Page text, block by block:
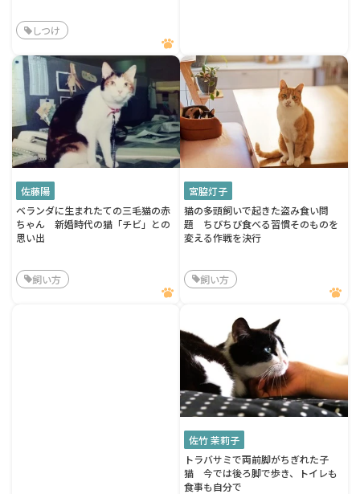
しつけ
佐藤陽
ベランダに生まれたての三毛猫の赤
ちゃん 新婚時代の猫「チビ」との
思い出
飼い方
宮脇灯子
猫の多頭飼いで起きた盗み食い問
題 ちびちび食べる習慣そのものを
変える作戦を決行
飼い方
佐竹 茉莉子
トラバサミで両前脚がちぎれた子
猫 今では後ろ脚で歩き、トイレも
食事も自分で